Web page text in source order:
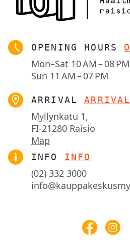
OPENING HOURS
Mon–Sat 10 AM – 08 PM
Sun 11 AM – 07 PM
ARRIVAL ARRIVAL
Myllynkatu 1,
FI-21280 Raisio
Map
INFO INFO
(02) 332 3000